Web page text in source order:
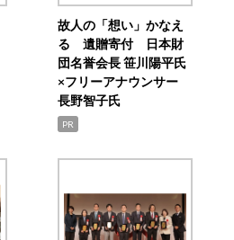
故人の「想い」かなえ
る 遺贈寄付 日本財
団名誉会長 笹川陽平氏
×フリーアナウンサー
長野智子氏
PR